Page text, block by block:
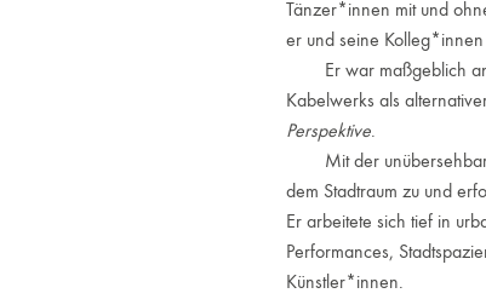
Tänzer*innen mit und
er und seine Kolleg*innen
Er war maßgeblich an
Kabelwerks als
Perspektive.
Mit der
dem Stadtraum zu und
Er arbeitete sich tief in
Performances,
Künstler*innen.